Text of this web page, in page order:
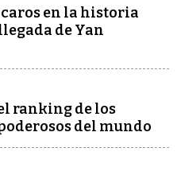
en la historia
de Yan
ranking de los
del mundo